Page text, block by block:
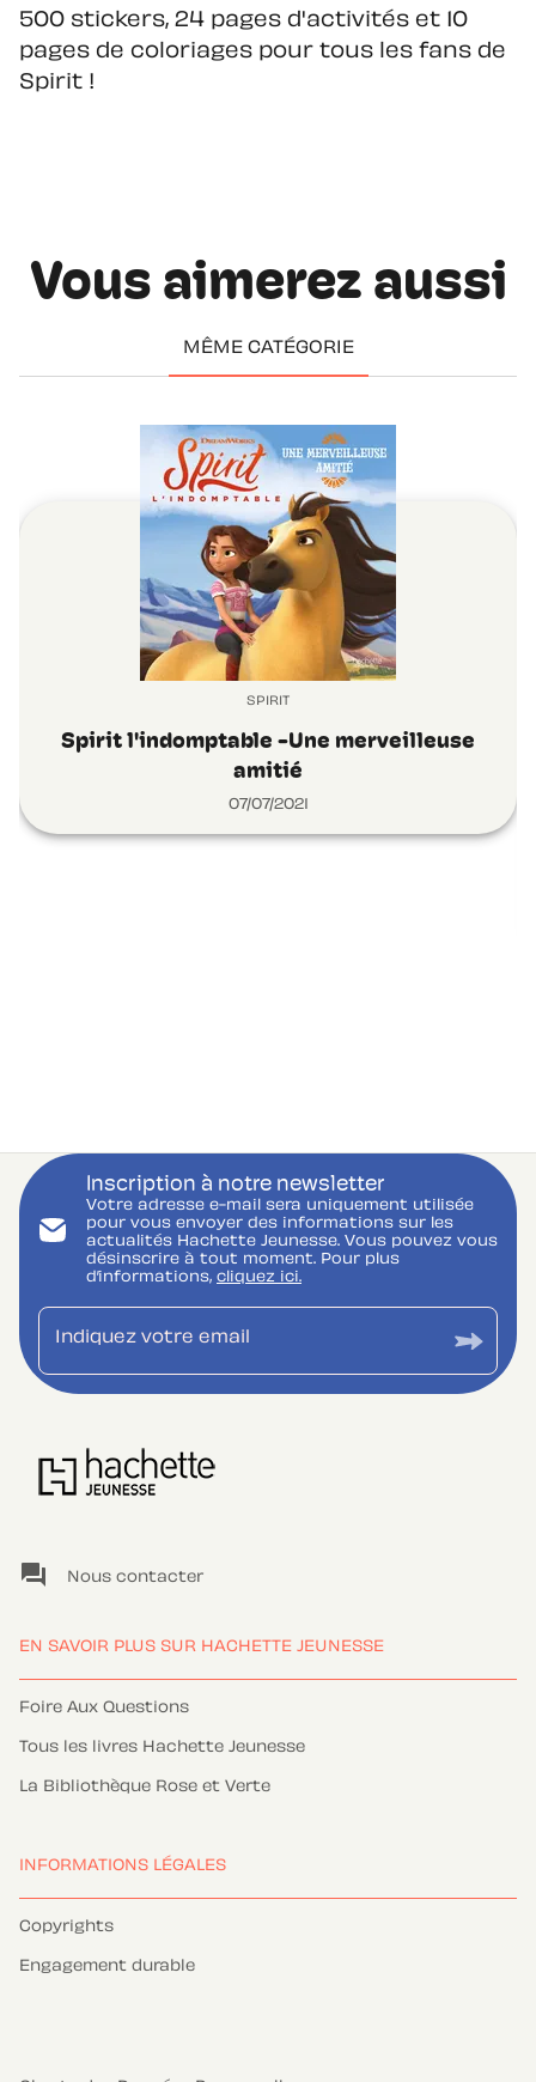
500 stickers, 24 pages d'activités et 10
pages de coloriages pour tous les fans de
Spirit !
Vous aimerez aussi
MÊME CATÉGORIE
SPIRIT
Spirit l'indomptable -Une merveilleuse
amitié
07/07/2021
Inscription à notre newsletter
Votre adresse e-mail sera uniquement utilisée
pour vous envoyer des informations sur les
actualités Hachette Jeunesse. Vous pouvez vous
désinscrire à tout moment. Pour plus
d’informations, cliquez ici.
Indiquez votre email
question_answer Nous contacter
EN SAVOIR PLUS SUR HACHETTE JEUNESSE
Foire Aux Questions
Tous les livres Hachette Jeunesse
La Bibliothèque Rose et Verte
INFORMATIONS LÉGALES
Copyrights
Engagement durable